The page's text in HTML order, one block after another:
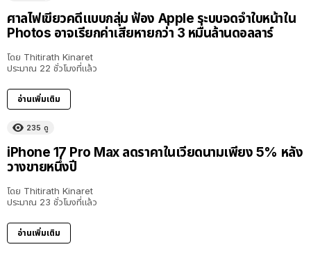
ศาลไฟเขียวคดีแบบกลุ่ม ฟ้อง Apple ระบบจดจำใบหน้าใน
Photos อาจเรียกค่าเสียหายกว่า 3 หมื่นล้านดอลลาร์
โดย Thitirath Kinaret
ประมาณ 22 ชั่วโมงที่แล้ว
อ่านเพิ่มเติม
235 ดู
iPhone 17 Pro Max ลดราคาในเวียดนามเพียง 5% หลัง
วางขายหนึ่งปี
โดย Thitirath Kinaret
ประมาณ 23 ชั่วโมงที่แล้ว
อ่านเพิ่มเติม